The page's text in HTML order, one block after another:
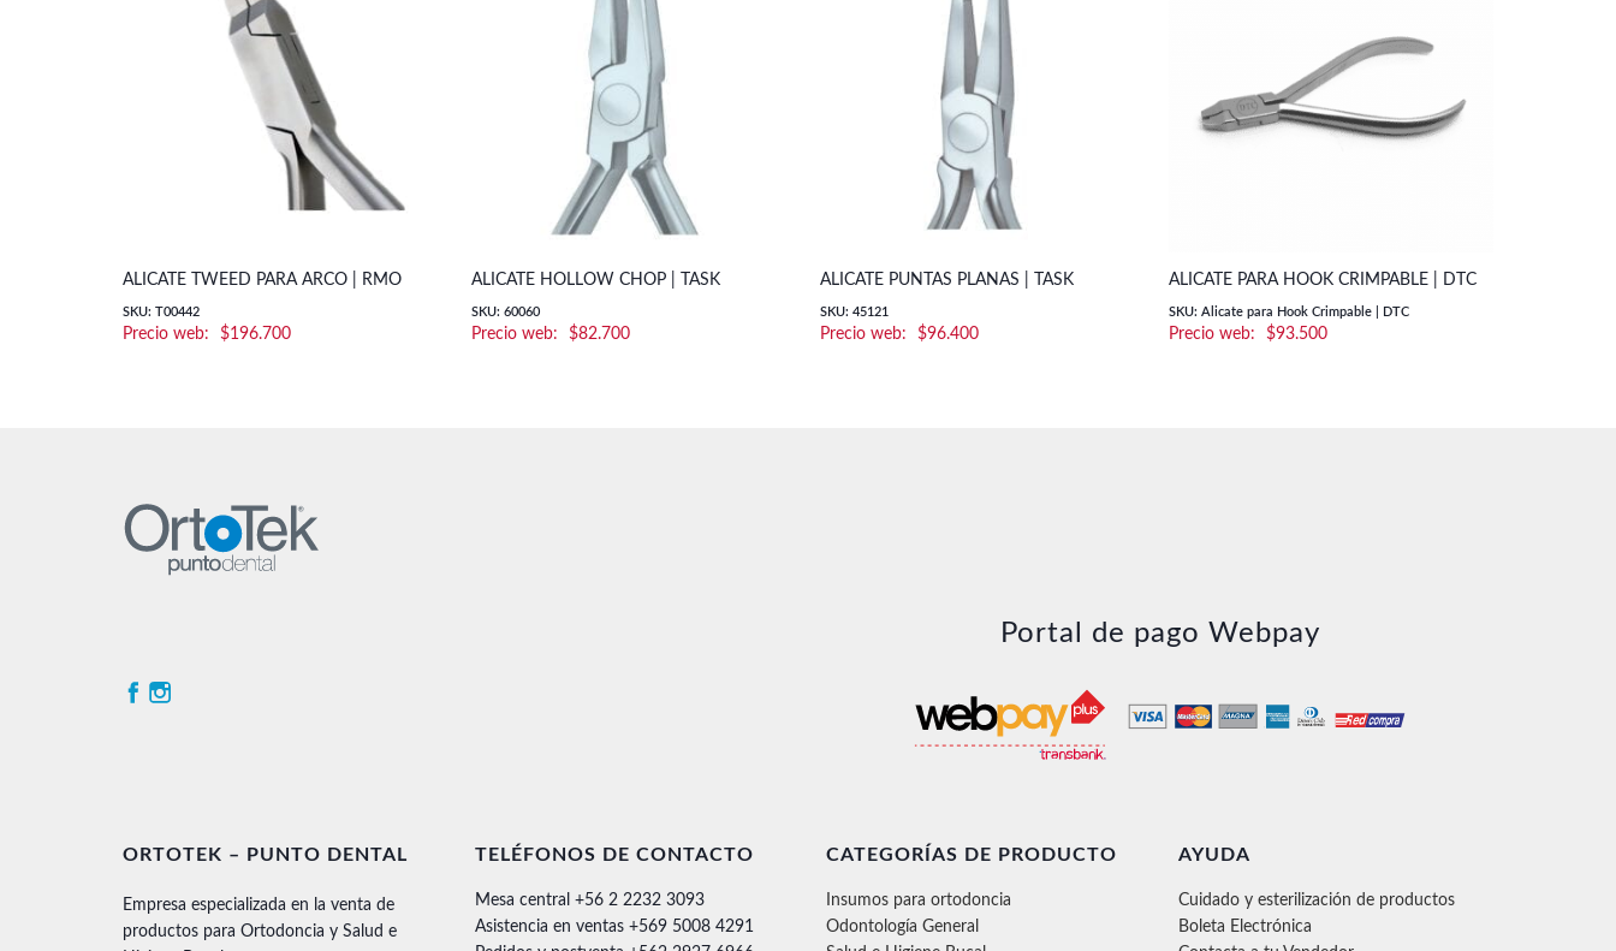
ALICATE TWEED PARA ARCO | RMO
SKU: T00442
$196.700
ALICATE HOLLOW CHOP | TASK
SKU: 60060
$82.700
ALICATE PUNTAS PLANAS | TASK
SKU: 45121
$96.400
ALICATE PARA HOOK CRIMPABLE | DTC
SKU: Alicate para Hook Crimpable | DTC
$93.500
Portal de pago Webpay
ORTOTEK – PUNTO DENTAL
Empresa especializada en la venta de
productos para Ortodoncia y Salud e
TELÉFONOS DE CONTACTO
Mesa central +56 2 2232 3093
Asistencia en ventas +569 5008 4291
CATEGORÍAS DE PRODUCTO
Insumos para ortodoncia
Odontología General
AYUDA
Cuidado y esterilización de productos
Boleta Electrónica